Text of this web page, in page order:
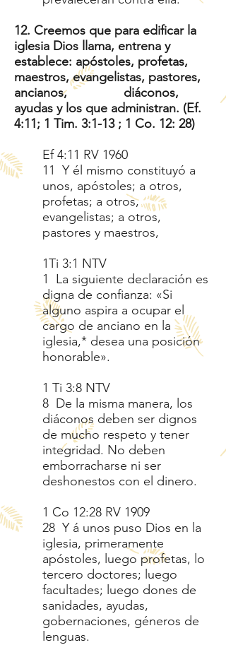
12. Creemos que para edificar la
iglesia Dios llama, entrena y
establece: apóstoles, profetas,
maestros, evangelistas, pastores,
ancianos, diáconos,
ayudas y los que administran. (Ef.
4:11; 1 Tim. 3:1-13 ; 1 Co. 12: 28)
Ef 4:11 RV 1960
11 Y él mismo constituyó a
unos, apóstoles; a otros,
profetas; a otros,
evangelistas; a otros,
pastores y maestros,
1Ti 3:1 NTV
1 La siguiente declaración es
digna de confianza: «Si
alguno aspira a ocupar el
cargo de anciano en la
iglesia,* desea una posición
honorable».
1 Ti 3:8 NTV
8 De la misma manera, los
diáconos deben ser dignos
de mucho respeto y tener
integridad. No deben
emborracharse ni ser
deshonestos con el dinero.
1 Co 12:28 RV 1909
28 Y á unos puso Dios en la
iglesia, primeramente
apóstoles, luego profetas, lo
tercero doctores; luego
facultades; luego dones de
sanidades, ayudas,
gobernaciones, géneros de
lenguas.